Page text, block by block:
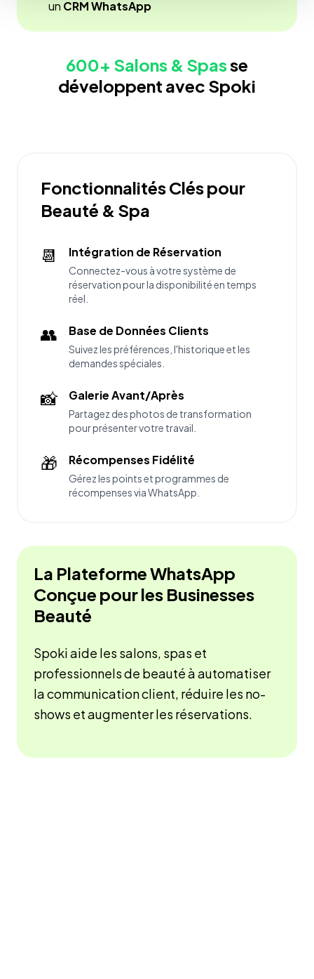
un CRM WhatsApp
600+ Salons & Spasse
développent avec Spoki
Fonctionnalités Clés pour
Beauté & Spa
📆 Intégration de Réservation
Connectez-vous à votre système de
réservation pour la disponibilité en temps
réel.
👥 Base de Données Clients
Suivez les préférences, l'historique et les
demandes spéciales.
📸 Galerie Avant/Après
Partagez des photos de transformation
pour présenter votre travail.
🎁 Récompenses Fidélité
Gérez les points et programmes de
récompenses via WhatsApp.
La Plateforme WhatsApp
Conçue pour les Businesses
Beauté
Spoki aide les salons, spas et
professionnels de beauté à automatiser
la communication client, réduire les no-
shows et augmenter les réservations.